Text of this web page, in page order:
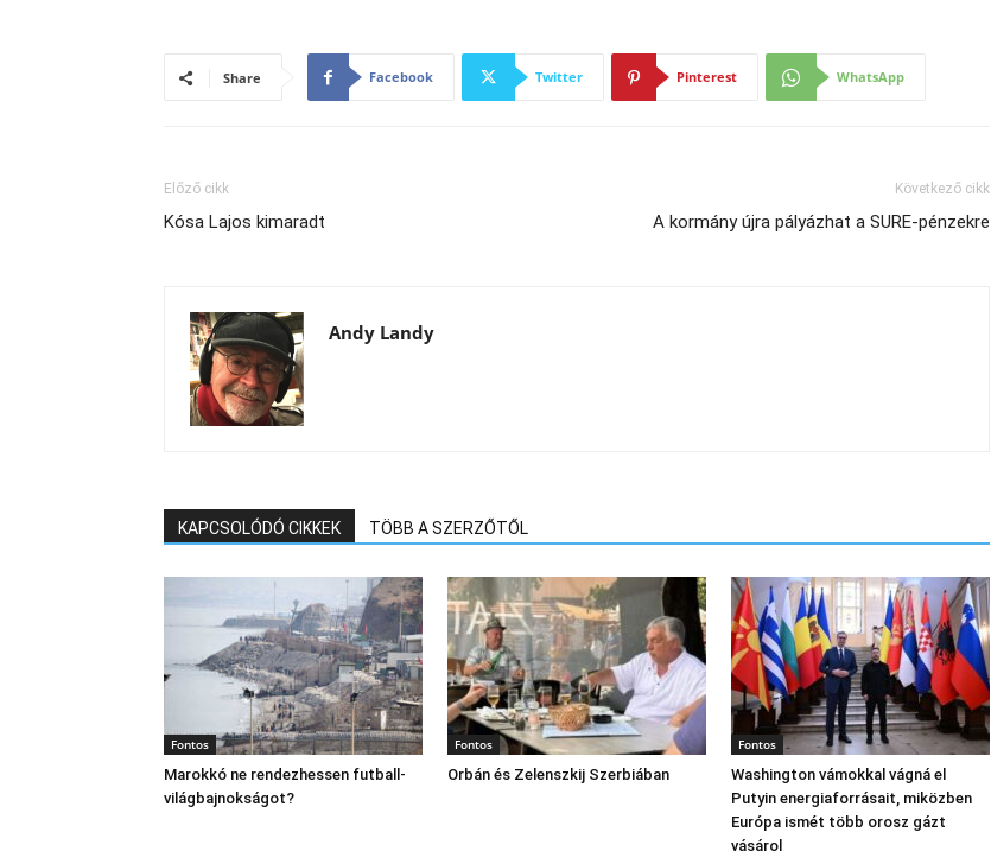
Share Facebook Twitter Pinterest WhatsApp
Előző cikk
Kósa Lajos kimaradt
Következő cikk
A kormány újra pályázhat a SURE-pénzekre
Andy Landy
KAPCSOLÓDÓ CIKKEK TÖBB A SZERZŐTŐL
Fontos
Marokkó ne rendezhessen futball-
világbajnokságot?
Fontos
Orbán és Zelenszkij Szerbiában
Fontos
Washington vámokkal vágná el
Putyin energiaforrásait, miközben
Európa ismét több orosz gázt
vásárol